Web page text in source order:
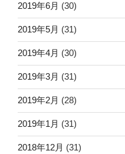
2019年6月 (30)
2019年5月 (31)
2019年4月 (30)
2019年3月 (31)
2019年2月 (28)
2019年1月 (31)
2018年12月 (31)